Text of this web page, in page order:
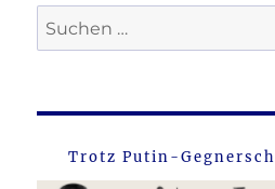
Suche
nach:
Trotz Putin-